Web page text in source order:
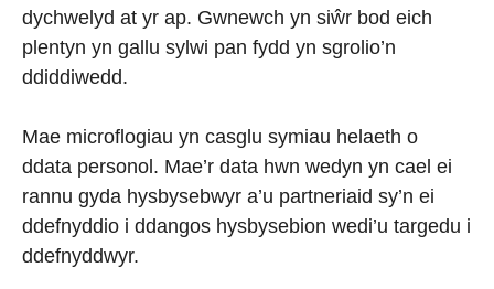
dychwelyd at yr ap. Gwnewch yn siŵr bod eich
plentyn yn gallu sylwi pan fydd yn sgrolio’n
ddiddiwedd.
Mae microflogiau yn casglu symiau helaeth o
ddata personol. Mae’r data hwn wedyn yn cael ei
rannu gyda hysbysebwyr a’u partneriaid sy’n ei
ddefnyddio i ddangos hysbysebion wedi’u targedu i
ddefnyddwyr.